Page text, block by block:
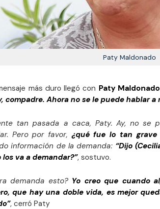
Paty Maldonado
más duro llegó con Paty Maldonado
compadre. Ahora no se le puede hablar a
tan pasada a caca, Paty. Ay, no
Pero por favor, ¿qué fue lo tan grave
información de la demanda: “Dijo
los va a demandar?”, sostuvo.
demanda esto? Yo creo que cuando
que hay una doble vida, es mejor
, cerró Paty